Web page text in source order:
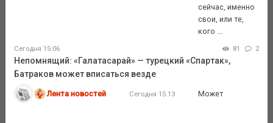
сейчас, именно
свои, или те,
кого ...
Сегодня 15:06 81 2
Непомнящий: «Галатасарай» — турецкий «Спартак»,
Батраков может вписаться везде
Лента новостей Сегодня 15:13 Может